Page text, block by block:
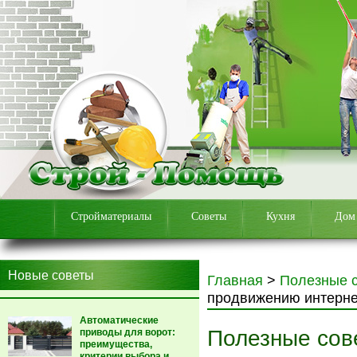
Стройматериалы Советы Кухня Дом
Новые советы
Автоматические
приводы для ворот:
преимущества,
Главная > Полезные
продвижению
Полезные